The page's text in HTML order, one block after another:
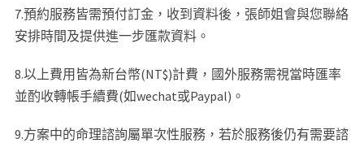
7.預約服務皆需預付訂金，收到資料後，張師姐會與您聯絡
安排時間及提供進一步匯款資料。
8.以上費用皆為新台幣(NT$)計費，國外服務需視當時匯率
並酌收轉帳手續費(如wechat或Paypal)。
9.方案中的命理諮詢屬單次性服務，若於服務後仍有需要諮